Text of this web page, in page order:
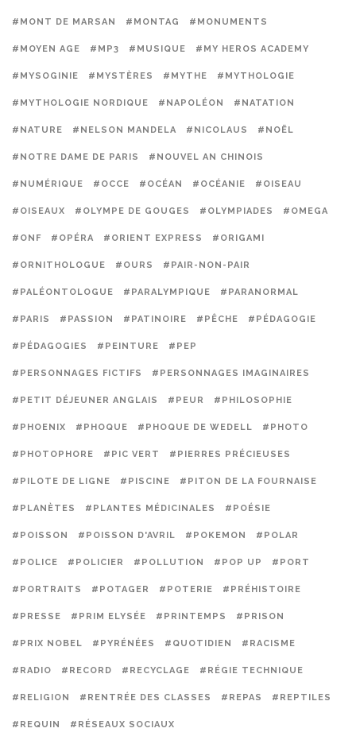
#MONT DE MARSAN #MONTAG #MONUMENTS
#MOYEN AGE #MP3 #MUSIQUE #MY HEROS ACADEMY
#MYSOGINIE #MYSTÈRES #MYTHE #MYTHOLOGIE
#MYTHOLOGIE NORDIQUE #NAPOLÉON #NATATION
#NATURE #NELSON MANDELA #NICOLAUS #NOËL
#NOTRE DAME DE PARIS #NOUVEL AN CHINOIS
#NUMÉRIQUE #OCCE #OCÉAN #OCÉANIE #OISEAU
#OISEAUX #OLYMPE DE GOUGES #OLYMPIADES #OMEGA
#ONF #OPÉRA #ORIENT EXPRESS #ORIGAMI
#ORNITHOLOGUE #OURS #PAIR-NON-PAIR
#PALÉONTOLOGUE #PARALYMPIQUE #PARANORMAL
#PARIS #PASSION #PATINOIRE #PÊCHE #PÉDAGOGIE
#PÉDAGOGIES #PEINTURE #PEP
#PERSONNAGES FICTIFS #PERSONNAGES IMAGINAIRES
#PETIT DÉJEUNER ANGLAIS #PEUR #PHILOSOPHIE
#PHOENIX #PHOQUE #PHOQUE DE WEDELL #PHOTO
#PHOTOPHORE #PIC VERT #PIERRES PRÉCIEUSES
#PILOTE DE LIGNE #PISCINE #PITON DE LA FOURNAISE
#PLANÈTES #PLANTES MÉDICINALES #POÉSIE
#POISSON #POISSON D'AVRIL #POKEMON #POLAR
#POLICE #POLICIER #POLLUTION #POP UP #PORT
#PORTRAITS #POTAGER #POTERIE #PRÉHISTOIRE
#PRESSE #PRIM ELYSÉE #PRINTEMPS #PRISON
#PRIX NOBEL #PYRÉNÉES #QUOTIDIEN #RACISME
#RADIO #RECORD #RECYCLAGE #RÉGIE TECHNIQUE
#RELIGION #RENTRÉE DES CLASSES #REPAS #REPTILES
#REQUIN #RÉSEAUX SOCIAUX